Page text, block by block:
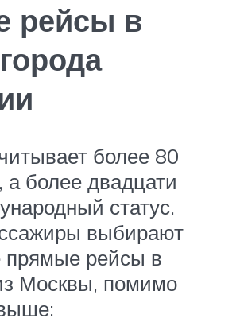
рейсы в
более 80
а более двадцати
статус.
выбирают
рейсы в
Москвы, помимо